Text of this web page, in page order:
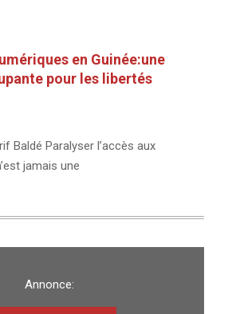
en Guinée:une
pour les libertés
Baldé Paralyser l’accès aux
jamais une
Annonce: